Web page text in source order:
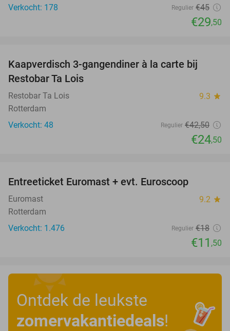
Verkocht: 178
Regulier €45
€29,50
Kaapverdisch 3-gangendiner à la carte bij
Restobar Ta Lois
Restobar Ta Lois 9.3 star
Rotterdam
Verkocht: 48
Regulier €42,50
€24,50
Entreeticket Euromast + evt. Euroscoop
Euromast 9.2 star
Rotterdam
Verkocht: 1.476
Regulier €18
€11 ,50
Ontdek de leukste
zomervakantiedeals!